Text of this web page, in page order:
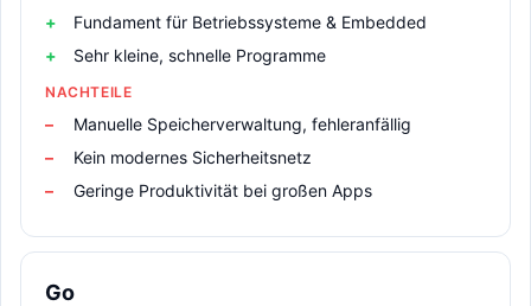
Fundament für Betriebssysteme & Embedded
Sehr kleine, schnelle Programme
NACHTEILE
Manuelle Speicherverwaltung, fehleranfällig
Kein modernes Sicherheitsnetz
Geringe Produktivität bei großen Apps
Go